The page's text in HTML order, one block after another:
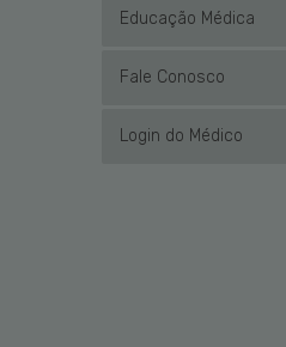
Educação Médica
Fale Conosco
Login do Médico